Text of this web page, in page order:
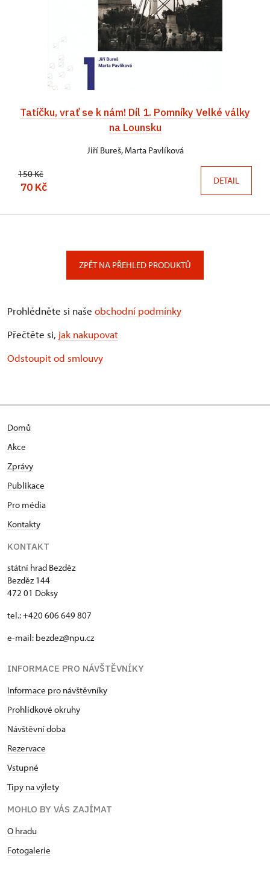
Tatíčku, vrať se k nám! Díl 1. Pomníky Velké války
na Lounsku
Jiří Bureš, Marta Pavlíková
150 Kč
70 Kč DETAIL
ZPĚT NA PŘEHLED PRODUKTŮ
Prohlédněte si naše obchodní podmínky
Přečtěte si, jak nakupovat
Odstoupit od smlouvy
Domů
Akce
Zprávy
Publikace
Pro média
Kontakty
KONTAKT
státní hrad Bezděz
Bezděz 144
472 01 Doksy
tel.: +420 606 649 807
e-mail: bezdez@npu.cz
INFORMACE PRO NÁVŠTĚVNÍKY
Informace pro návštěvníky
Prohlídkové okruhy
Návštěvní doba
Rezervace
Vstupné
Tipy na výlety
MOHLO BY VÁS ZAJÍMAT
O hradu
Fotogalerie